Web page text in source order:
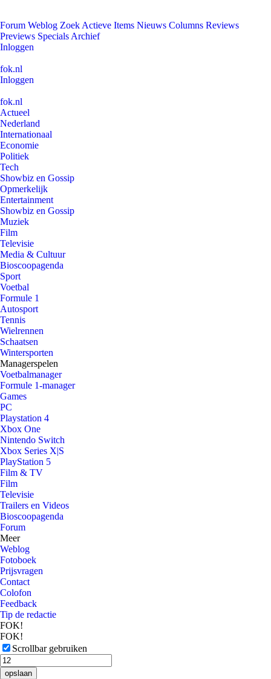
Forum Weblog Zoek Actieve Items Nieuws Columns Reviews
Previews Specials Archief
Inloggen
fok.nl
Inloggen
fok.nl
Actueel
Nederland
Internationaal
Economie
Politiek
Tech
Showbiz en Gossip
Opmerkelijk
Entertainment
Showbiz en Gossip
Muziek
Film
Televisie
Media & Cultuur
Bioscoopagenda
Sport
Voetbal
Formule 1
Autosport
Tennis
Wielrennen
Schaatsen
Wintersporten
Managerspelen
Voetbalmanager
Formule 1-manager
Games
PC
Playstation 4
Xbox One
Nintendo Switch
Xbox Series X|S
PlayStation 5
Film & TV
Film
Televisie
Trailers en Videos
Bioscoopagenda
Forum
Meer
Weblog
Fotoboek
Prijsvragen
Contact
Colofon
Feedback
Tip de redactie
FOK!
FOK!
Scrollbar gebruiken
opslaan